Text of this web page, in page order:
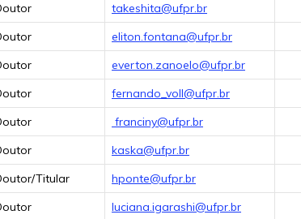
takeshita@ufpr.br
eliton.fontana@ufpr.br
everton.zanoelo@ufpr.br
fernando_voll@ufpr.br
franciny@ufpr.br
kaska@ufpr.br
Titular hponte@ufpr.br
luciana.igarashi@ufpr.br